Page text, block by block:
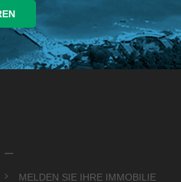
MELDEN SIE IHRE IMMOBILIE